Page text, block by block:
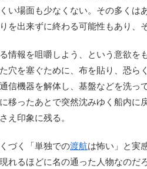
い場面も少なくない。その多く
を出来ずに終わる可能性もあり、
情報を咀嚼しよう、という意欲を
穴を塞ぐために、布を貼り、恐
信機器を解体し、基盤などを洗
移ったあとで突然沈みゆく船内
え印象に残る。
づく「単独での渡航は怖い」と実
れるほどに名の通った人物なの